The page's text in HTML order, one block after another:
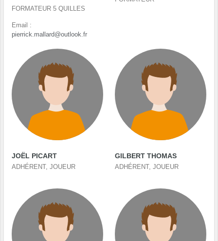
FORMATEUR 5 QUILLES
Email :
pierrick.mallard@outlook.fr
JOËL PICART
ADHÉRENT, JOUEUR
GILBERT THOMAS
ADHÉRENT, JOUEUR